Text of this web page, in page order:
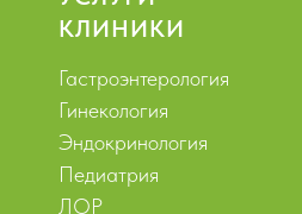
КЛИНИКИ
Гастроэнтерология
Гинекология
Эндокринология
Педиатрия
ЛОР